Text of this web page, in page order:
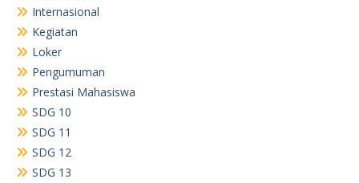
Internasional
Kegiatan
Loker
Pengumuman
Prestasi Mahasiswa
SDG 10
SDG 11
SDG 12
SDG 13